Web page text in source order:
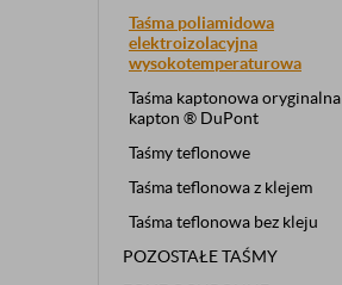
Taśma poliamidowa
elektroizolacyjna
wysokotemperaturowa
Taśma kaptonowa oryginalna
kapton ® DuPont
Taśmy teflonowe
Taśma teflonowa z klejem
Taśma teflonowa bez kleju
POZOSTAŁE TAŚMY